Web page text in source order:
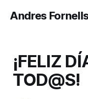
Andres
¡FELIZ
TOD@S!